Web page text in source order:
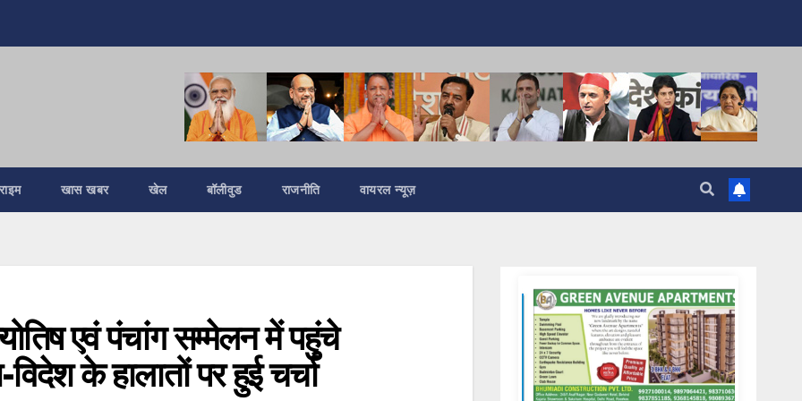
खास खबर खेल बॉलीवुड राजनीति वायरल न्यूज़
एवं पंचांग सम्मेलन में पहुंचे
विदेश के हालातों पर हुई चर्चा
Samachar Express